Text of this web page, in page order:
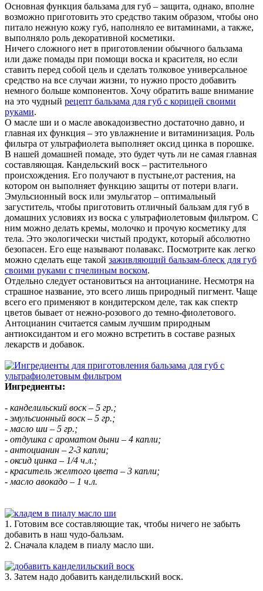
Основная функция бальзама для губ – защита, однако, вполне
возможно приготовить это средство таким образом, чтобы оно
питало нежную кожу губ, наполняло ее витаминами, а также,
выполняло роль декоративной косметики.
Ничего сложного нет в приготовлении обычного бальзама
или даже помады при помощи воска и красителя, но если
ставить перед собой цель и сделать толковое универсальное
средство на все случаи жизни, то нужно просто добавить
немного больше компонентов. Хочу обратить ваше внимание
на это чудный рецепт бальзама для губ с корицей своими
руками.
О масле ши и о масле авокадоизвестно достаточно давно, и
главная их функция – это увлажнение и витаминизация. Роль
фильтра от ультрафиолета выполняет оксид цинка в порошке.
В нашей домашней помаде, это будет чуть ли не самая главная
составляющая. Кандельский воск – растительного
происхождения. Его получают в пустыне,от растения, на
котором он выполняет функцию защиты от потери влаги.
Эмульсионный воск или эмульгатор – оптимальный
загуститель, чтобы приготовить отличный бальзам для губ в
домашних условиях из воска с ультрафиолетовым фильтром. С
ним можно делать кремы, молочко и прочую косметику для
тела. Это экологически чистый продукт, который абсолютно
безопасен. Его еще называют полавакс. Посмотрите как легко
можно сделать еще такой заживляющий бальзам-блеск для губ
своими руками с пчелиным воском.
Отдельно следует остановиться на антоцианине. Несмотря на
страшное название, это всего лишь природный пигмент. Чаще
всего его применяют в кондитерском деле, так как спектр
цветов бывает от нежно-розового до темно-фиолетового.
Антоцианин считается самым лучшим природным
антиоксидантом и его можно встретить в составе разных
лекарств и добавок.
Ингредиенты:
- канделильский воск – 5 гр.;
- эмульсионный воск – 5 гр.;
- масло ши – 5 гр.;
- отдушка с ароматом дыни – 4 капли;
- антоцианин – 2-3 капли;
- оксид цинка – 1/4 ч.л.;
- краситель желтого цвета – 3 капли;
- масло авокадо – 1 ч.л.
1. Готовим все составляющие так, чтобы ничего не забыть
добавить в наш чудо-бальзам.
2. Сначала кладем в пиалу масло ши.
3. Затем надо добавить канделильский воск.